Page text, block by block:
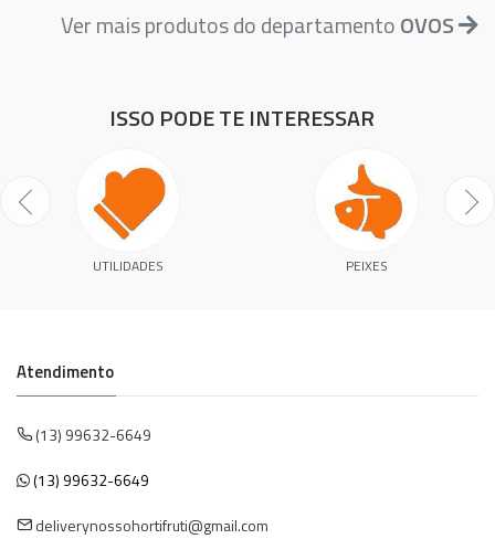
Ver mais produtos do departamentoOVOS
ISSO PODE TE INTERESSAR
UTILIDADES PEIXES
Atendimento
(13) 99632-6649
(13) 99632-6649
deliverynossohortifruti@gmail.com